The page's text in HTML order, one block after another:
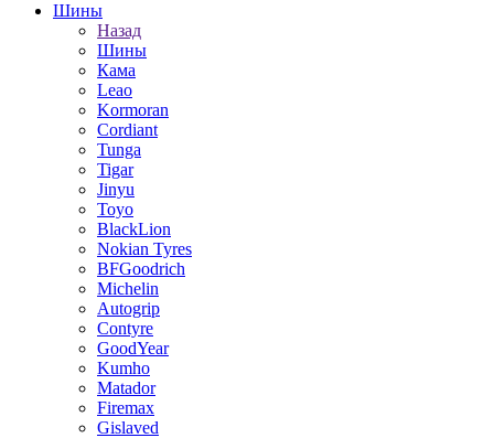
Шины
Назад
Шины
Кама
Leao
Kormoran
Cordiant
Tunga
Tigar
Jinyu
Toyo
BlackLion
Nokian Tyres
BFGoodrich
Michelin
Autogrip
Contyre
GoodYear
Kumho
Matador
Firemax
Gislaved